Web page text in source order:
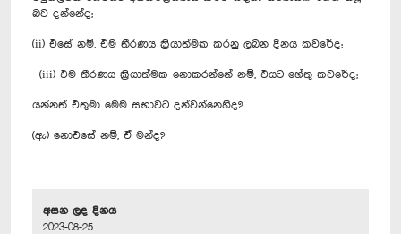
බව දන්නේද;
(ii) එසේ නම්, එම තීරණය ක්‍රියාත්මක කරනු ලබන දිනය කවරේද;‍
(iii) එම තීරණය ක්‍රියාත්මක නොකරන්නේ නම්, එයට හේතු කවරේද;
යන්නත් එතුමා මෙම සභාවට දන්වන්නෙහිද?
(ඇ) නොඑසේ නම්, ඒ මන්ද?
අසන ලද දිනය
2023-08-25